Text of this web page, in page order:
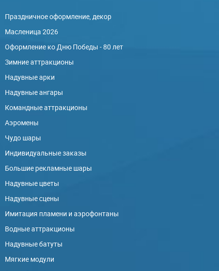
Праздничное оформление, декор
Масленица 2026
Оформление ко Дню Победы - 80 лет
Зимние аттракционы
Надувные арки
Надувные ангары
Командные аттракционы
Аэромены
Чудо шары
Индивидуальные заказы
Большие рекламные шары
Надувные цветы
Надувные сцены
Имитация пламени и аэрофонтаны
Водные аттракционы
Надувные батуты
Мягкие модули